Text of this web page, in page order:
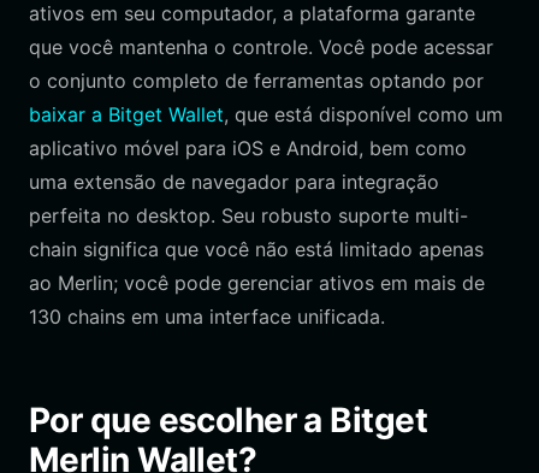
ativos em seu computador, a plataforma garante
que você mantenha o controle. Você pode acessar
o conjunto completo de ferramentas optando por
baixar a Bitget Wallet, que está disponível como um
aplicativo móvel para iOS e Android, bem como
uma extensão de navegador para integração
perfeita no desktop. Seu robusto suporte multi-
chain significa que você não está limitado apenas
ao Merlin; você pode gerenciar ativos em mais de
130 chains em uma interface unificada.
Por que escolher a Bitget
Merlin Wallet?